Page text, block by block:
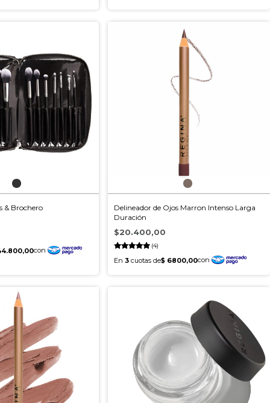
& Brochero
Delineador de Ojos Marron Intenso Larga
Duración
(4)
$20.400,00